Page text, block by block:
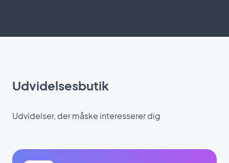
Udvidelsesbutik
Udvidelser, der måske interesserer dig